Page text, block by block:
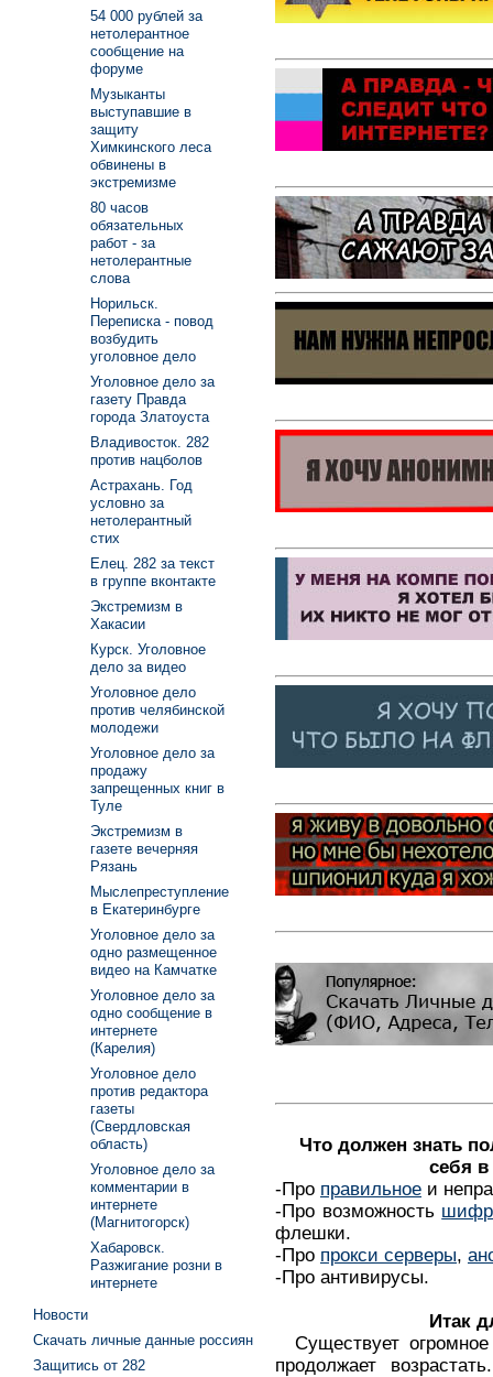
Что должен знать
себя
-Про правильное и
-Про возможность
флешки.
-Про прокси серверы,
-Про антивирусы.
Итак
Существует
продолжает
54 000 рублей за
нетолерантное
сообщение на
форуме
Музыканты
выступавшие в
защиту
Химкинского леса
обвинены в
экстремизме
80 часов
обязательных
работ - за
нетолерантные
слова
Норильск.
Переписка - повод
возбудить
уголовное дело
Уголовное дело за
газету Правда
города Златоуста
Владивосток. 282
против нацболов
Астрахань. Год
условно за
нетолерантный
стих
Елец. 282 за текст
в группе вконтакте
Экстремизм в
Хакасии
Курск. Уголовное
дело за видео
Уголовное дело
против челябинской
молодежи
Уголовное дело за
продажу
запрещенных книг в
Туле
Экстремизм в
газете вечерняя
Рязань
Мыслепреступление
в Екатеринбурге
Уголовное дело за
одно размещенное
видео на Камчатке
Уголовное дело за
одно сообщение в
интернете
(Карелия)
Уголовное дело
против редактора
газеты
(Свердловская
область)
Уголовное дело за
комментарии в
интернете
(Магнитогорск)
Хабаровск.
Разжигание розни в
интернете
Новости
Скачать личные данные россиян
Защитись от 282